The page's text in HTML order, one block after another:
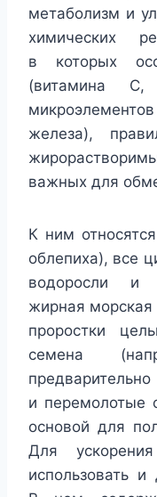
метаболизм и
химических
в которых
(витамина
железа),
важных для
К ним
облепиха), все
водоросли и
жирная
проростки
семена
и перемолотые
основой для
Для
использовать